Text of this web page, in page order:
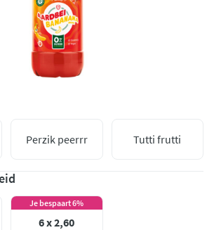
Perzik peerrr Tutti frutti
Je bespaart 6%
6 x 2,60